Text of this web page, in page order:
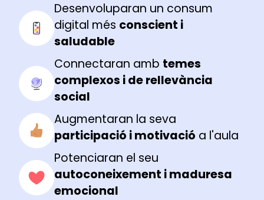
Desenvoluparan un consum
digital més conscient i
saludable
Connectaran amb temes
complexos i de rellevància
social
Augmentaran la seva
participació i motivació a l'aula
Potenciaran el seu
autoconeixement i maduresa
emocional